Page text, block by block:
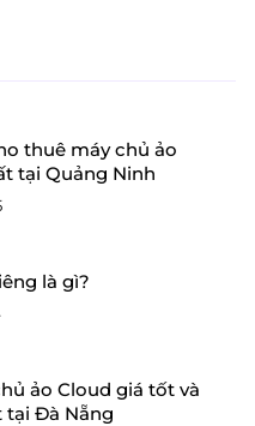
thuê máy chủ ảo
tại Quảng Ninh
là gì?
ảo Cloud giá tốt và
tại Đà Nẵng